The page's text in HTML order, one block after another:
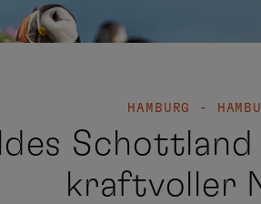
HAMBURG -
kraftvoller